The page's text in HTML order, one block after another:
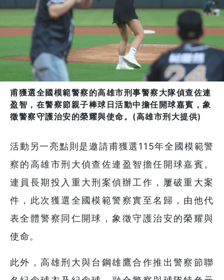
甫獲選全國模範警察的高雄市刑事警察大隊偵查佐連
盈智，在警察節親子棒球日活動中擔任開球嘉賓，象
徵警察守護治安的榮耀與使命。(高雄市刑大提供)
活動另一亮點則是邀請甫獲選115年全國模範警
察的高雄市刑大偵查佐連盈智擔任開球嘉賓。
連員長期投入重大刑案偵辦工作，屢破重大案
件，此次獲選全國模範警察實至名歸，由他代
表全體警察同仁開球，象徵守護治安的榮耀與
使命。
此外，高雄刑大與台鋼雄鷹合作推出警察節聯